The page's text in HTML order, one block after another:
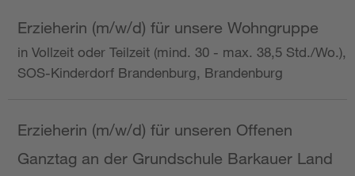
Erzieherin (m/w/d) für unsere Wohngruppe
in Vollzeit oder Teilzeit (mind. 30 - max. 38,5 Std./Wo.),
SOS-Kinderdorf Brandenburg, Brandenburg
Erzieherin (m/w/d) für unseren Offenen
Ganztag an der Grundschule Barkauer Land